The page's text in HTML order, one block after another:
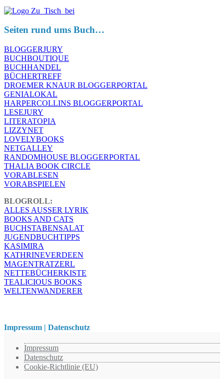
Seiten rund ums Buch…
BLOGGERJURY
BUCHBOUTIQUE
BUCHHANDEL
BÜCHERTREFF
DROEMER KNAUR BLOGGERPORTAL
GENIALOKAL
HARPERCOLLINS BLOGGERPORTAL
LESEJURY
LITERATOPIA
LIZZYNET
LOVELYBOOKS
NETGALLEY
RANDOMHOUSE BLOGGERPORTAL
THALIA BOOK CIRCLE
VORABLESEN
VORABSPIELEN
BLOGROLL:
ALLES AUSSER LYRIK
BOOKS AND CATS
BUCHSTABENSALAT
JUGENDBUCHTIPPS
KASIMIRA
KATHRINEVERDEEN
MAGENTRATZERL
NETTEBÜCHERKISTE
TEALICIOUS BOOKS
WELTENWANDERER
Impressum | Datenschutz
Impressum
Datenschutz
Cookie-Richtlinie (EU)